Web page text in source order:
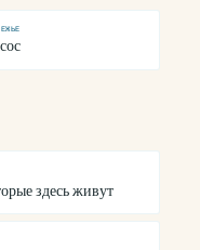
здесь живут